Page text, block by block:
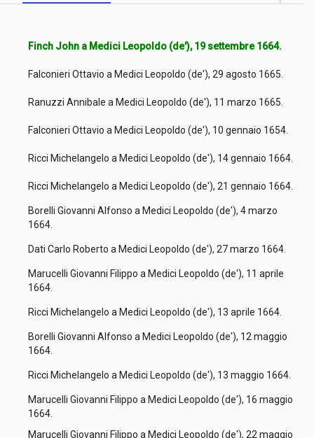
Finch John a Medici Leopoldo (de'), 19 settembre 1664.
Falconieri Ottavio a Medici Leopoldo (de'), 29 agosto 1665.
Ranuzzi Annibale a Medici Leopoldo (de'), 11 marzo 1665.
Falconieri Ottavio a Medici Leopoldo (de'), 10 gennaio 1654.
Ricci Michelangelo a Medici Leopoldo (de'), 14 gennaio 1664.
Ricci Michelangelo a Medici Leopoldo (de'), 21 gennaio 1664.
Borelli Giovanni Alfonso a Medici Leopoldo (de'), 4 marzo
1664.
Dati Carlo Roberto a Medici Leopoldo (de'), 27 marzo 1664.
Marucelli Giovanni Filippo a Medici Leopoldo (de'), 11 aprile
1664.
Ricci Michelangelo a Medici Leopoldo (de'), 13 aprile 1664.
Borelli Giovanni Alfonso a Medici Leopoldo (de'), 12 maggio
1664.
Ricci Michelangelo a Medici Leopoldo (de'), 13 maggio 1664.
Marucelli Giovanni Filippo a Medici Leopoldo (de'), 16 maggio
1664.
Marucelli Giovanni Filippo a Medici Leopoldo (de'), 22 maggio